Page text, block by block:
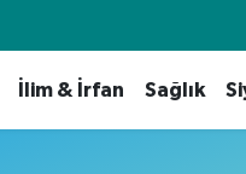
İlim & İrfan Sağlık